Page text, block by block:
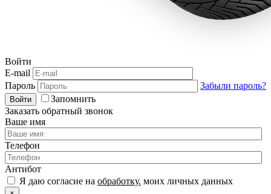
Войти
E-mail
Пароль
Забыли пароль?
Войти
Запомнить
Заказать обратный звонок
Ваше имя
Телефон
Антибот
Я даю согласие на обработку. моих личных данных